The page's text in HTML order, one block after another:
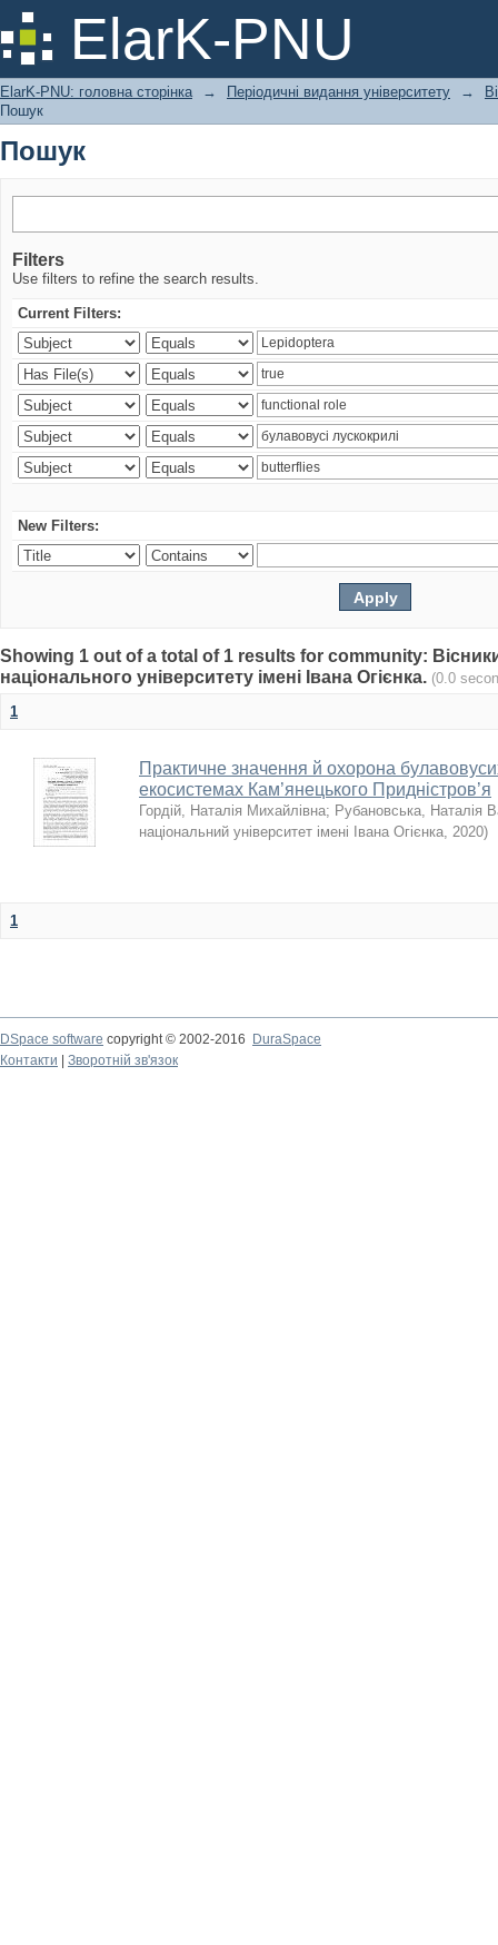
ElarK-PNU
Пошук
ElarK-PNU: головна сторінка → Періодичні видання університету →
Пошук
Пошук
Filters
Use filters to refine the search results.
Current Filters:
New Filters:
Showing 1 out of a total of 1 results for community:
національного університету імені Івана Огієнка. (0.0
1
Практичне значення й охорона
екосистемах Кам’янецького Придністров’я
Гордій, Наталія Михайлівна; Рубановська, Наталія
національний університет імені Івана Огієнка, 2020)
1
DSpace software copyright © 2002-2016
DuraSpace
Контакти
Зворотній зв'язок